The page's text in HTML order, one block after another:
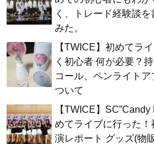
く、トレード経験談を
みた。
【TWICE】初めてラ
く初心者 何が必要？持
コール、ペンライトア
ついて
【TWICE】SC”Candy
めてライブに行った！
演レポート グッズ(物